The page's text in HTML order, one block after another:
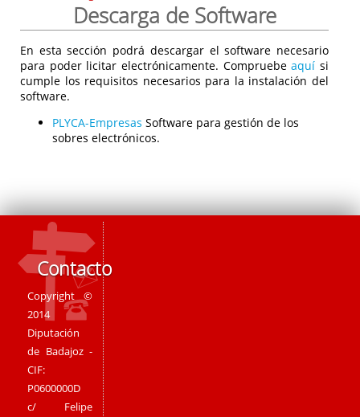
Descarga de Software
En esta sección podrá descargar el software necesario
para poder licitar electrónicamente. Compruebeaquí si
cumple los requisitos necesarios para la instalación del
software.
PLYCA-Empresas Software para gestión de los
sobres electrónicos.
Contacto
Copyright ©
2014
Diputación
de Badajoz -
CIF:
P0600000D
c/ Felipe